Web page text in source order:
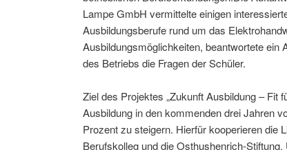
Lampe GmbH vermittelte einigen
Ausbildungsberufe rund um das
Ausbildungsmöglichkeiten, beantwortete
des Betriebs die Fragen der Schüler.
Ziel des Projektes „Zukunft Ausbildung – Fit
Ausbildung in den kommenden drei Jahren
Prozent zu steigern. Hierfür kooperieren die
Berufskolleg und die Osthushenrich-